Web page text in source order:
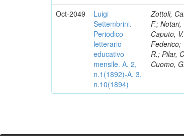
Oct-2049
Luigi
Settembrini.
Periodico
letterario
educativo
mensile. A. 2,
n.1(1892)-A. 3,
n.10(1894)
Zottoli,
F.;
Caputo,
Federico;
R.; Pilar,
Cuomo,